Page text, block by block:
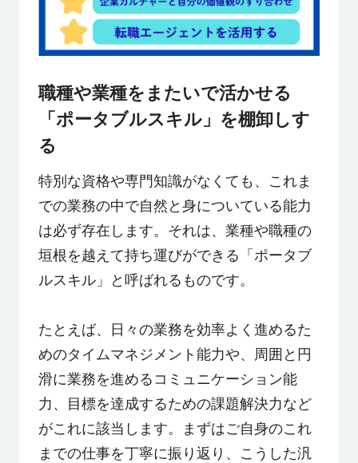
職種や業種をまたいで活かせる
「ポータブルスキル」を棚卸しす
る
特別な資格や専門知識がなくても、これま
での業務の中で自然と身についている能力
は必ず存在します。それは、業種や職種の
垣根を越えて持ち運びができる「ポータブ
ルスキル」と呼ばれるものです。
たとえば、日々の業務を効率よく進めるた
めのタイムマネジメント能力や、周囲と円
滑に業務を進めるコミュニケーション能
力、目標を達成するための課題解決力など
がこれに該当します。まずはご自身のこれ
までの仕事を丁寧に振り返り、こうした汎